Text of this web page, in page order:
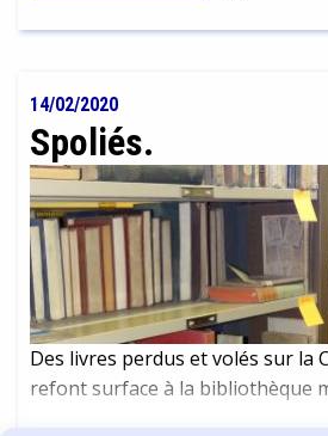
que le gouvernement engage
ont été spoliées pendant la
mondiale, ou acquises dans des
pendant l’Occupation en raison
antisémites. »
14/02/2020
Spoliés.
Des livres perdus et volés sur la
refont surface à la bibliothèque